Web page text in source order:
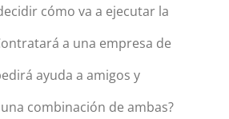
cómo va a ejecutar la
a una empresa de
ayuda a amigos y
combinación de ambas?